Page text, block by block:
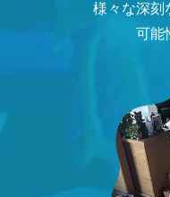
様々な深刻
可能